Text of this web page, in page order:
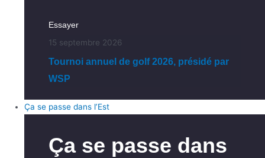
Essayer
15 septembre 2026
Tournoi annuel de golf 2026, présidé par
WSP
Ça se passe dans l’Est
Ça se passe dans